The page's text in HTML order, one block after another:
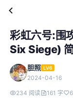
彩虹六号:围
Six Siege)
胆照 LV6
2024-04-16
234 阅读 161 字